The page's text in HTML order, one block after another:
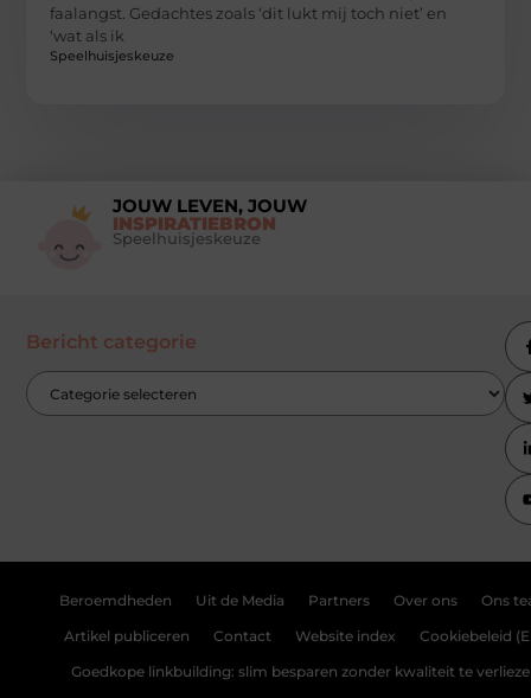
faalangst. Gedachtes zoals ‘dit lukt mij toch niet’ en
‘wat als ik
Speelhuisjeskeuze
JOUW LEVEN, JOUW
INSPIRATIEBRON
Speelhuisjeskeuze
Bericht categorie
Beroemdheden Uit de Media Partners Over ons Ons
Artikel publiceren Contact Website index Cookiebeleid
Goedkope linkbuilding: slim besparen zonder kwaliteit te